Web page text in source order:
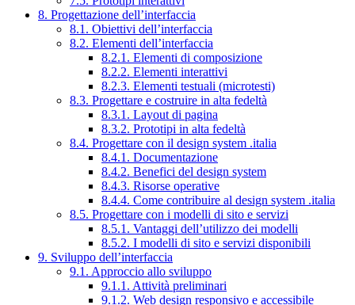
8. Progettazione dell’interfaccia
8.1. Obiettivi dell’interfaccia
8.2. Elementi dell’interfaccia
8.2.1. Elementi di composizione
8.2.2. Elementi interattivi
8.2.3. Elementi testuali (microtesti)
8.3. Progettare e costruire in alta fedeltà
8.3.1. Layout di pagina
8.3.2. Prototipi in alta fedeltà
8.4. Progettare con il design system .italia
8.4.1. Documentazione
8.4.2. Benefici del design system
8.4.3. Risorse operative
8.4.4. Come contribuire al design system .italia
8.5. Progettare con i modelli di sito e servizi
8.5.1. Vantaggi dell’utilizzo dei modelli
8.5.2. I modelli di sito e servizi disponibili
9. Sviluppo dell’interfaccia
9.1. Approccio allo sviluppo
9.1.1. Attività preliminari
9.1.2. Web design responsivo e accessibile